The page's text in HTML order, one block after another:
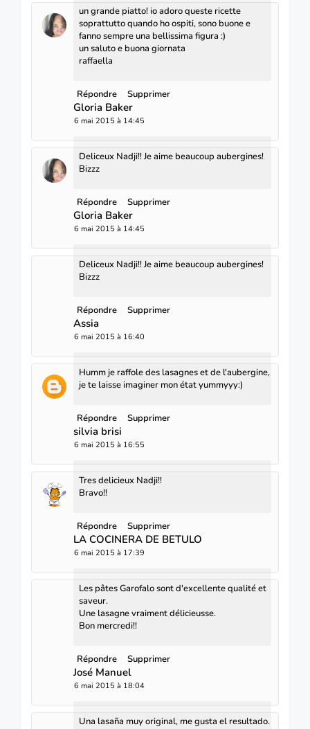
un grande piatto! io adoro queste ricette
soprattutto quando ho ospiti, sono buone e
fanno sempre una bellissima figura :)
un saluto e buona giornata
raffaella
Répondre Supprimer
Gloria Baker
6 mai 2015 à 14:45
Deliceux Nadji!! Je aime beaucoup aubergines!
Bizzz
Répondre Supprimer
Gloria Baker
6 mai 2015 à 14:45
Deliceux Nadji!! Je aime beaucoup aubergines!
Bizzz
Répondre Supprimer
Assia
6 mai 2015 à 16:40
Humm je raffole des lasagnes et de l'aubergine,
je te laisse imaginer mon état yummyyy:)
Répondre Supprimer
silvia brisi
6 mai 2015 à 16:55
Tres delicieux Nadji!!
Bravo!!
Répondre Supprimer
LA COCINERA DE BETULO
6 mai 2015 à 17:39
Les pâtes Garofalo sont d'excellente qualité et
saveur.
Une lasagne vraiment délicieusse.
Bon mercredi!!
Répondre Supprimer
José Manuel
6 mai 2015 à 18:04
Una lasaña muy original, me gusta el resultado.